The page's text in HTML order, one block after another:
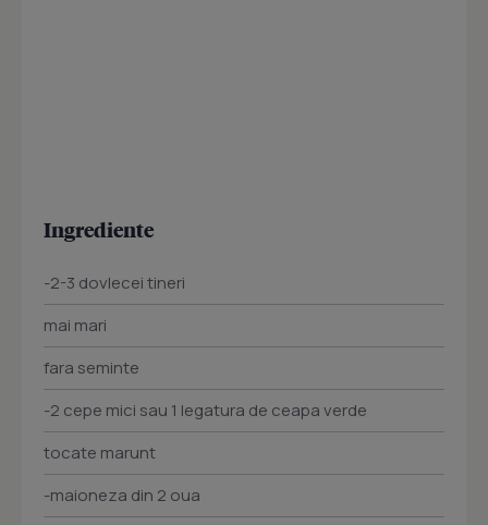
Ingrediente
-2-3 dovlecei tineri
mai mari
fara seminte
-2 cepe mici sau 1 legatura de ceapa verde
tocate marunt
-maioneza din 2 oua